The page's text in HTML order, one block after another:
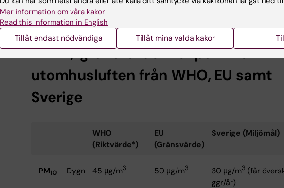
mäta sot. Deras relation till olika hälsoeffekter behöver dock
vidare.
Rikt- / gränsvärden för partiklar i
utomhusluften från WHO, EU samt
Sverige
WHO
(Riktvärde*)
EU
(Gränsvärde)
Sverige (Miljömål)
PM10 Dygn 45 μg/m3 50 μg/m3 30 μg/m3 (får
ggr/år)
Mer information om våra kakor
Read this information in English
Tillåt endast nödvändiga Tillåt mina valda kakor